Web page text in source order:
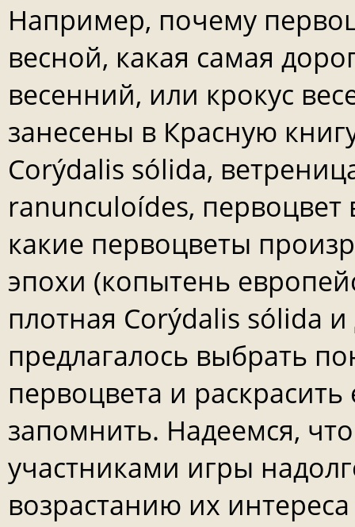
Например, почему
весной, какая самая
весенний, или крокус
занесены в Красную
Corýdalis sólida,
ranunculoídes,
какие первоцветы
эпохи (копытень
плотная Corýdalis sólida
предлагалось выбрать
первоцвета и
запомнить. Надеемся,
участниками игры
возрастанию их